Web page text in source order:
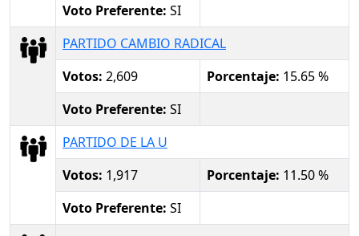
Voto Preferente: SI
PARTIDO CAMBIO RADICAL
Votos: 2,609 Porcentaje: 15.65 %
Voto Preferente: SI
PARTIDO DE LA U
Votos: 1,917 Porcentaje: 11.50 %
Voto Preferente: SI